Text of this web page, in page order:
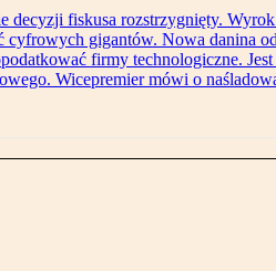
decyzji fiskusa rozstrzygnięty.
cyfrowych gigantów. Nowa danina
firmy technologiczne.
Wicepremier mówi o